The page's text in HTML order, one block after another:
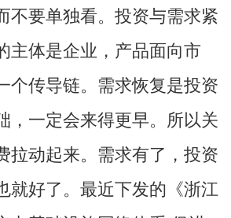
不要单独看。投资与需求紧
主体是企业，产品面向市
个传导链。需求恢复是投资
，一定会来得更早。所以关
拉动起来。需求有了，投资
就好了。最近下发的《浙江